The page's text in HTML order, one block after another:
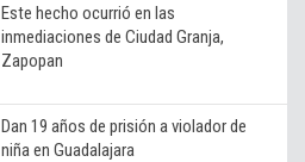
Este hecho ocurrió en las
inmediaciones de Ciudad Granja,
Zapopan
Dan 19 años de prisión a violador de
niña en Guadalajara